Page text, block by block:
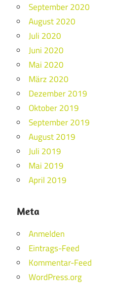
September 2020
August 2020
Juli 2020
Juni 2020
Mai 2020
März 2020
Dezember 2019
Oktober 2019
September 2019
August 2019
Juli 2019
Mai 2019
April 2019
Meta
Anmelden
Eintrags-Feed
Kommentar-Feed
WordPress.org